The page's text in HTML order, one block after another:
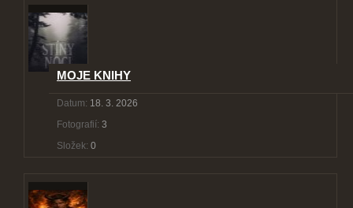
MOJE KNIHY
Datum: 18. 3. 2026
Fotografií: 3
Složek: 0